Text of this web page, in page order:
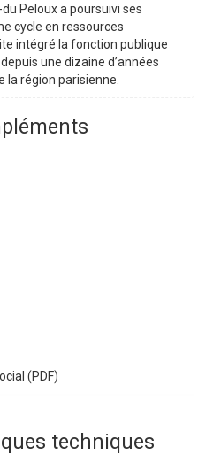
Peloux a poursuivi ses
cycle en ressources
intégré la fonction publique
une dizaine d’années
la région parisienne.
(PDF)
techniques